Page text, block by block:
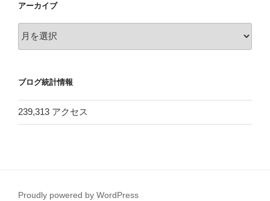
アーカイブ
ー
ブ
ブログ統計情報
239,313 アクセス
Proudly powered by WordPress